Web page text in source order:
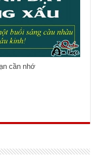
cần nhớ